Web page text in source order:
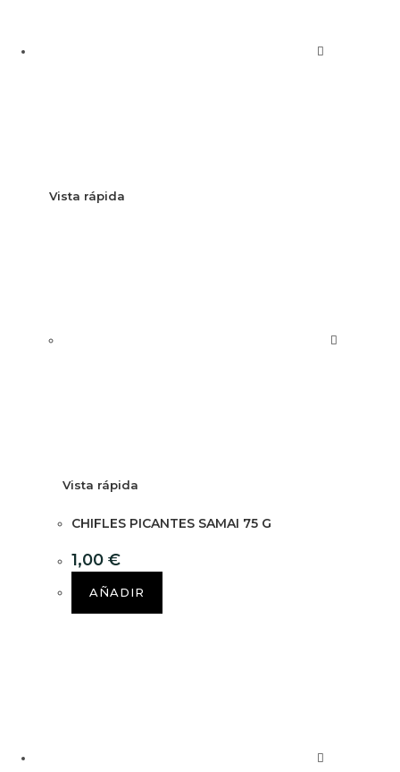
Vista rápida
Vista rápida
CHIFLES PICANTES SAMAI 75 G
1,00 €
AÑADIR